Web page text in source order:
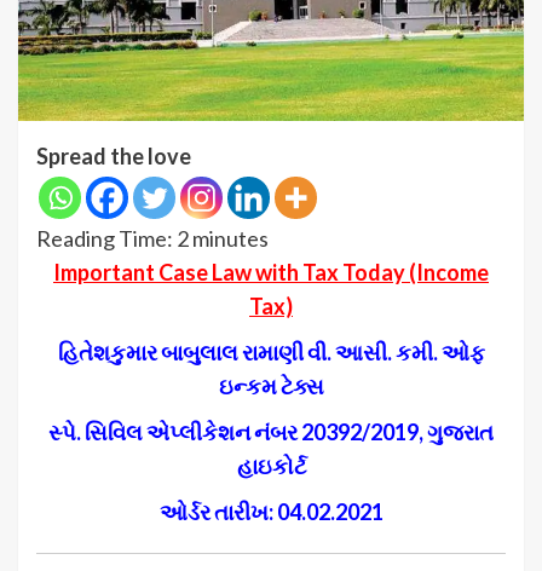
Spread the love
Reading Time: 2minutes
Important Case Law with Tax Today (Income
Tax)
હિતેશકુમાર બાબુલાલ રામાણી વી. આસી. કમી. ઓફ
ઇન્કમ ટેક્સ
સ્પે. સિવિલ એપ્લીકેશન નંબર 20392/2019, ગુજરાત
હાઇકોર્ટ
ઓર્ડર તારીખ: 04.02.2021